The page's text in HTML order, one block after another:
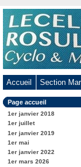
Aller
au
contenu
-
Aller
menu
principal
-
Aller
à
la
recherche
Accueil Section
Dans
la
rubrique
:
Page accueil
1er janvier 2018
1er juillet
1er janvier 2019
1er mai
1er janvier 2022
1er mars 2026